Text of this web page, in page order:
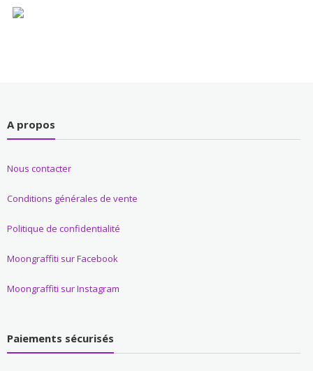
A propos
Nous contacter
Conditions générales de vente
Politique de confidentialité
Moongraffiti sur Facebook
Moongraffiti sur Instagram
Paiements sécurisés